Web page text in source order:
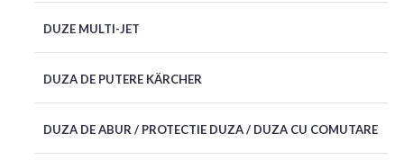
DUZE MULTI-JET
DUZA DE PUTERE KÄRCHER
DUZA DE ABUR / PROTECTIE DUZA / DUZA CU COMUTARE